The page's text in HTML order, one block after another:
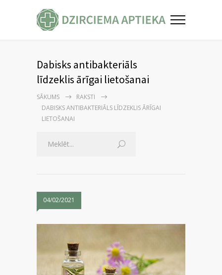
Dabisks antibakteriāls
līdzeklis ārīgai lietošanai
SĀKUMS
RAKSTI
DABISKS ANTIBAKTERIĀLS LĪDZEKLIS ĀRĪGAI
LIETOŠANAI
04/02/2021